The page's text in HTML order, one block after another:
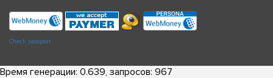
Check passport
Время генерации: 0.639, запросов: 967